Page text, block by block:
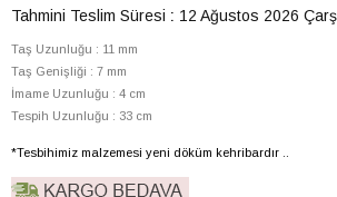
Tahmini Teslim Süresi : 12 Ağustos 2026
Taş Uzunluğu : 11 mm
Taş Genişliği : 7 mm
İmame Uzunluğu : 4 cm
Tespih Uzunluğu : 33 cm
*Tesbihimiz malzemesi yeni döküm kehribardır ..